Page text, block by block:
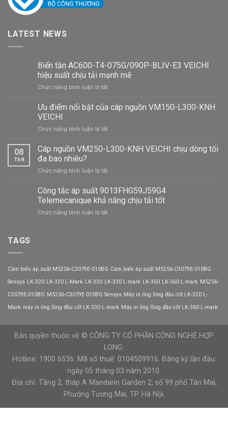
LATEST NEWS
Biến tần AC600-T4-075G/090P-BLIV-E3 VEICHI
hiệu suất chịu tải mạnh mẽ
Chức năng bình luận bị tắtở
AC600-
075G/090P-
E3
suất
tải
mạnh
Ưu điểm nổi bật của cáp nguồn VM150-L300-KNH
VEICHI
Chức năng bình luận bị tắtở
điểm
của
nguồn
VM150-
KNH
08
Th8
Cáp nguồn VM250-L300-KNH VEICHI chịu dòng tối
đa bao nhiêu?
Chức năng bình luận bị tắtở
nguồn
VM250-
L300-
KNH
bao
Công tắc áp suất 9013FHG59J59G4
Telemecanique khả năng chịu tải tốt
Chức năng bình luận bị tắtở
khả
năng
tải
tốt
TAGS
Cảm biến áp suất M5256-C3079E-010BG Cảm biến áp suất M5256-C3079E-010BG
Sensys LK-320 LK-320 L-Mark LK-330 LK-330 L-mark LK-360 LK-360 L-mark M5256-
C3079E-010BG M5256-C3079E-010BG Sensys Máy in ống lồng đầu cốt LK-320 L-
Mark máy in ống lồng đầu cốt LK-330 L-mark Máy in ống lồng đầu cốt LK-360 L-mark
Bản quyền thuộc về © CÔNG TY CỔ PHẦN CÔNG NGHỆ HỢP
LONG.
Hotline: 1900 6536. Mã số thuế: 0104509916. Đăng ký lần đầu:
ngày 05 tháng 03 năm 2010.
Địa chỉ: Tầng 2, tháp A Mandarin Garden 2, số 99 phố Tân Mai,
Phường Tương Mai, TP. Hà Nội.